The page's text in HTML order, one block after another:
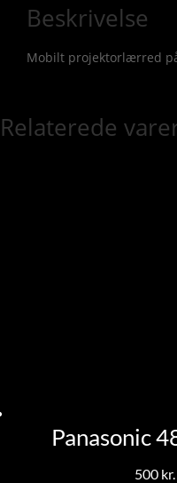
Beskrivelse
Mobilt projektorlærred
Relaterede
Panasonic
500 kr.